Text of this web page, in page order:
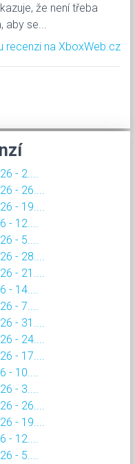
že není třeba
se...
recenzi na XboxWeb.cz
- 2....
- 26....
- 19....
- 12....
- 5....
- 28....
- 21....
- 14....
- 7....
- 31....
- 24....
- 17....
- 10....
- 3....
- 26....
- 19....
- 12....
- 5....